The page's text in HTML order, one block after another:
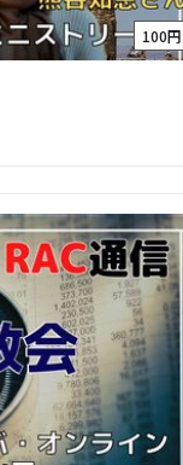
100円